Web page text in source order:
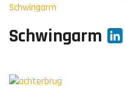
Blog
Ein Händler werden
Schwingarm
Schwingarm